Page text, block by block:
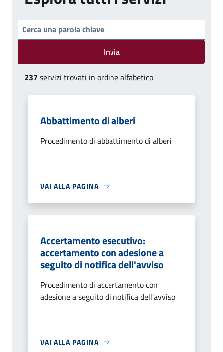
Invia
237 servizi trovati in ordine alfabetico
Abbattimento di alberi
Procedimento di abbattimento di alberi
VAI ALLA PAGINA
Accertamento esecutivo:
accertamento con adesione a
seguito di notifica dell'avviso
Procedimento di accertamento con
adesione a seguito di notifica dell'avviso
VAI ALLA PAGINA